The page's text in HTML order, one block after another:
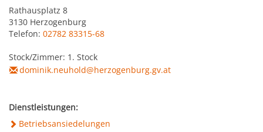
Formulare
Förderungen
Informationsfreiheit
Freizeitmöglichkeiten
Bauen & Wohnen
Abfall & Umwelt
Mobilität & Verkehr
Gastronomie
Beherbergung
Stadtgeschichte
Verkehr
Wirtschaftsstruktur
Grundstücke & Geschäftsflächen
Rathausplatz 8
3130 Herzogenburg
Telefon: 02782 83315-68
Stock/Zimmer: 1. Stock
dominik.neuhold@herzogenburg.gv.at
Dienstleistungen:
Betriebsansiedelungen